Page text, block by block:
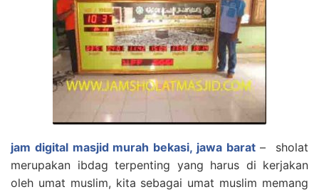
jam digital masjid murah bekasi, jawa barat – sholat
merupakan ibdag terpenting yang harus di kerjakan
oleh umat muslim, kita sebagai umat muslim memang